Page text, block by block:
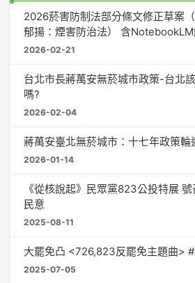
2026菸害防制法部分條文修正草案
郁揚：煙害防治法） 含
2026-02-21
台北市長蔣萬安無菸城市政策-台北
嗎?
2026-02-04
蔣萬安臺北無菸城市：十七年政策輪
2026-01-14
《從核說起》民眾黨823公投特展
民意
2025-08-11
大罷免凸 <726,823反罷免主題曲>
2025-07-05